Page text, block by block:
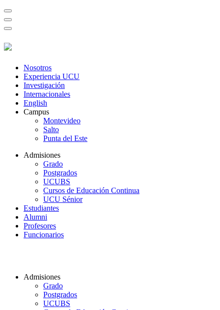
Nosotros
Experiencia UCU
Investigación
Internacionales
English
Campus
Montevideo
Salto
Punta del Este
Admisiones
Grado
Postgrados
UCUBS
Cursos de Educación Continua
UCU Sénior
Estudiantes
Alumni
Profesores
Funcionarios
Admisiones
Grado
Postgrados
UCUBS